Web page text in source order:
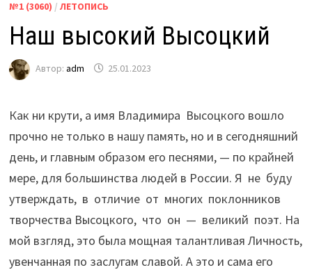
№1 (3060) / ЛЕТОПИСЬ
Наш высокий Высоцкий
Автор: adm 25.01.2023
Как ни крути, а имя Владимира Высоцкого вошло
прочно не только в нашу память, но и в сегодняшний
день, и главным образом его песнями, — по крайней
мере, для большинства людей в России. Я не буду
утверждать, в отличие от многих поклонников
творчества Высоцкого, что он — великий поэт. На
мой взгляд, это была мощная талантливая Личность,
увенчанная по заслугам славой. А это и сама его